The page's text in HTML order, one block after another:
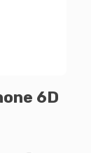
6D